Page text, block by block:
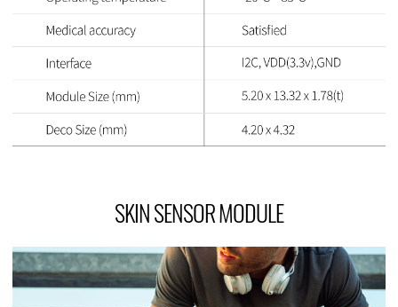
SKIN SENSOR MODULE